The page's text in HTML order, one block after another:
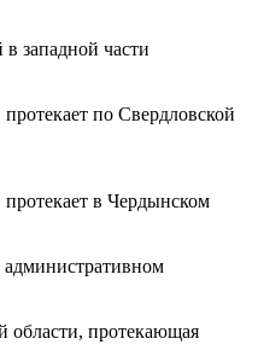
западной части
по Свердловской
в Чердынском
области, протекающая